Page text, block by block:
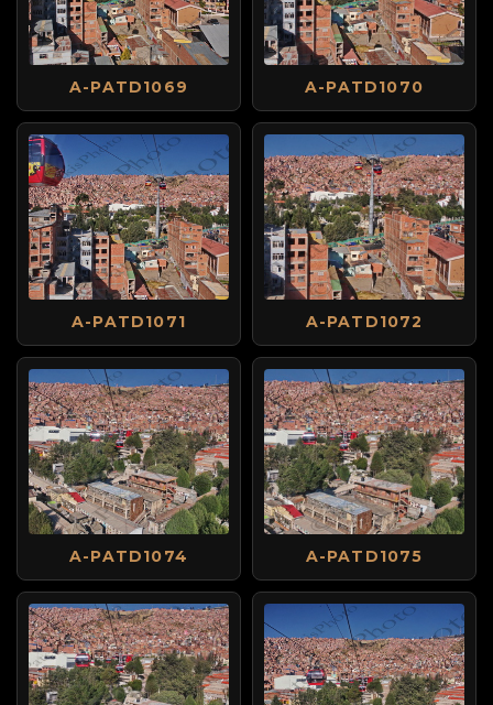
A-PATD1069 A-PATD1070
A-PATD1071 A-PATD1072
A-PATD1074 A-PATD1075